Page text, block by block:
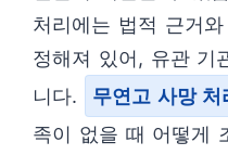
처리에는 법적 근거
정해져 있어, 유관 기
니다.
무연고 사망 처
족이 없을 때 어떻게